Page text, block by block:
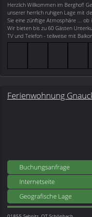
Herzlich Willkommen im Berghof!
unserer herrlich ruhigen Lage mit
Sie eine zünftige Atmosphäre ...
Wir bieten bis zu 60 Gästen
TV und Telefon - teilweise mit
Ferienwohnung
Buchungsanfrage
Internetseite
Geografische Lage